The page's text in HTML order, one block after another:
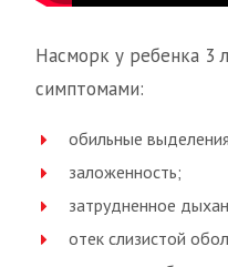
Насморк у ребенка 3
симптомами:
обильные
заложенность;
затрудненное
отек слизистой